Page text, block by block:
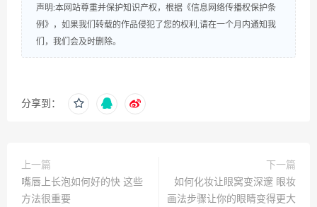
声明:本网站尊重并保护知识产权，根据《信息网络传播权保护条
例》，如果我们转载的作品侵犯了您的权利,请在一个月内通知我
们，我们会及时删除。
分享到：
上一篇
嘴唇上长泡如何好的快 这些
方法很重要
下一篇
如何化妆让眼窝变深邃 眼妆
画法步骤让你的眼睛变得更大